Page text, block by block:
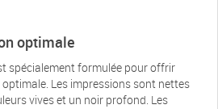
optimale
spécialement formulée pour offrir
optimale. Les impressions sont nettes
vives et un noir profond. Les